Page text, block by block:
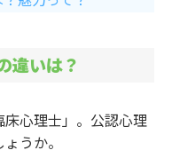
違いは？
心理士」。公認心理
うか。